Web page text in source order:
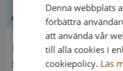
Ledning
Innehavare
Stockholms
Denna webbplats
förbättra
att använda vår
till alla cookies i
cookiepolicy. Läs